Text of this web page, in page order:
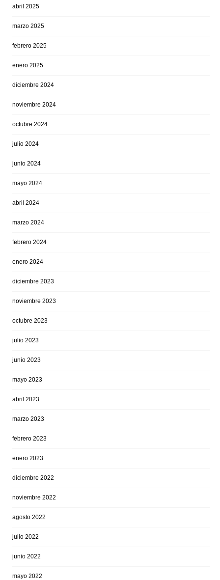
abril 2025
marzo 2025
febrero 2025
enero 2025
diciembre 2024
noviembre 2024
octubre 2024
julio 2024
junio 2024
mayo 2024
abril 2024
marzo 2024
febrero 2024
enero 2024
diciembre 2023
noviembre 2023
octubre 2023
julio 2023
junio 2023
mayo 2023
abril 2023
marzo 2023
febrero 2023
enero 2023
diciembre 2022
noviembre 2022
agosto 2022
julio 2022
junio 2022
mayo 2022